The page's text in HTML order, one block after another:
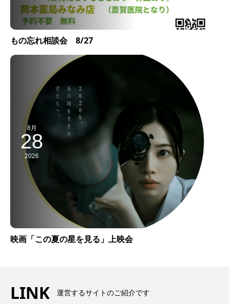
もの忘れ相談会 8/27
8月
28
2026
映画「この夏の星を見る」上映会
LINK 運営するサイトのご紹介です